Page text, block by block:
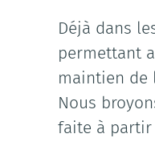
Déjà dans
permettant
maintien de
Nous
faite à partir